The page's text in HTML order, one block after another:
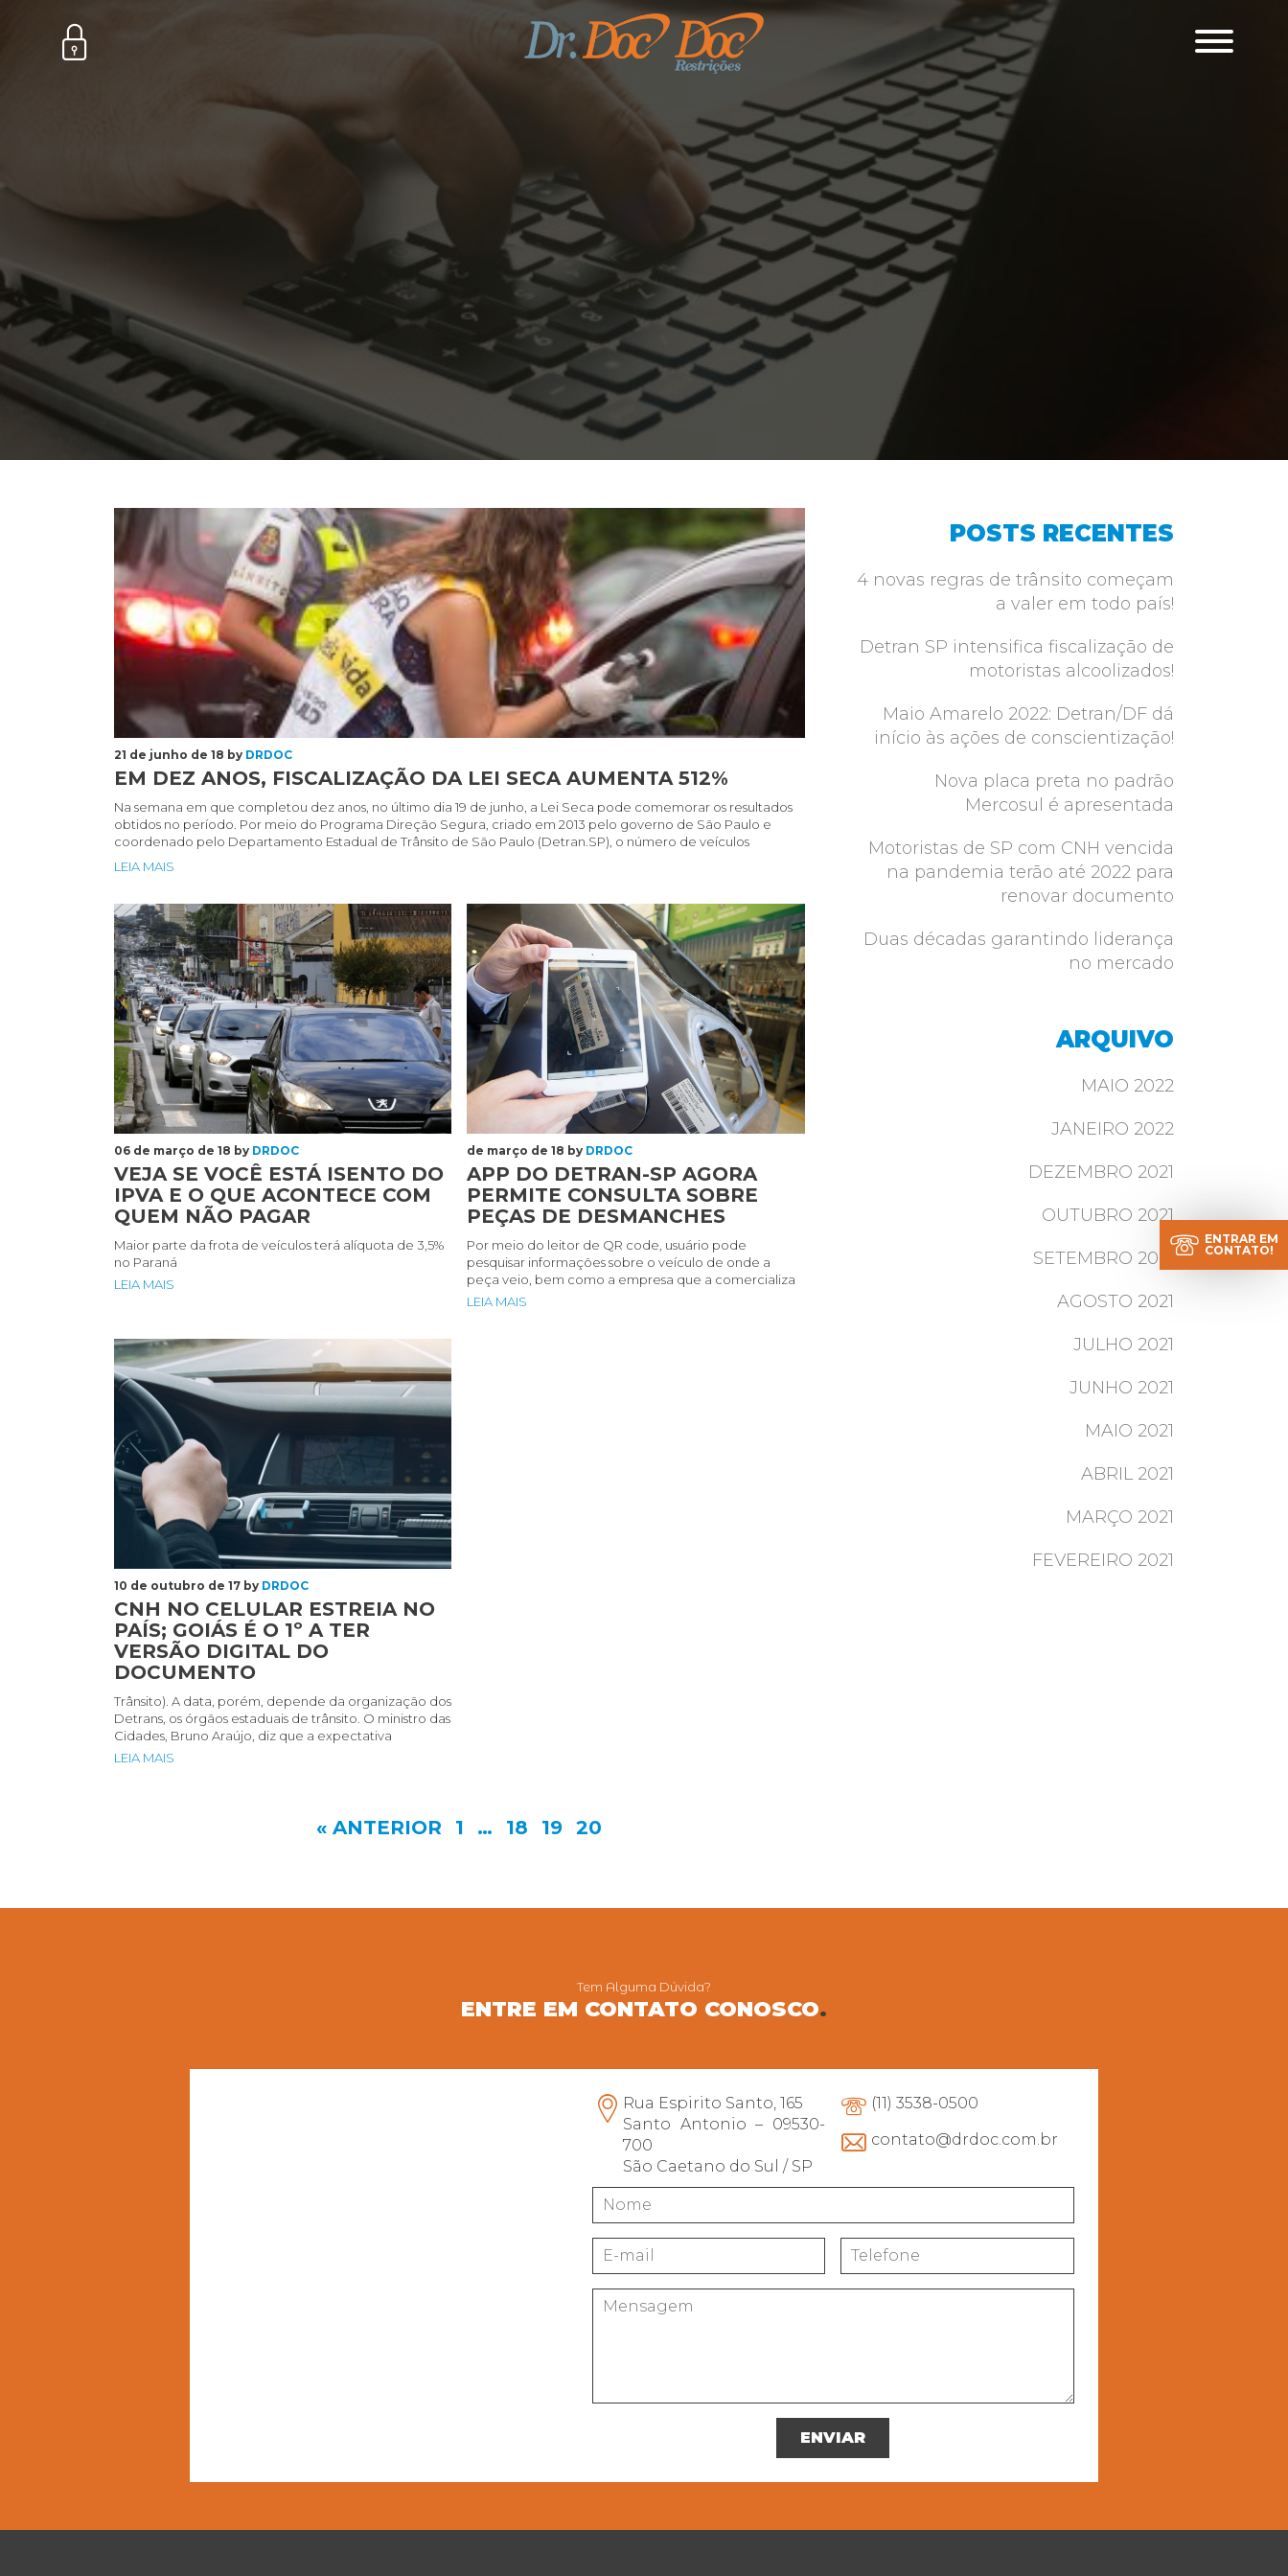
Em
dez
anos,
fiscalização
da
Lei
Seca
aumenta
21 de junho de 18 by DRDOC
EM DEZ ANOS, FISCALIZAÇÃO DA LEI SECA AUMENTA 512%
Na semana em que completou dez anos, no último dia 19 de junho, a Lei Seca pode comemorar os resultados
obtidos no período. Por meio do Programa Direção Segura, criado em 2013 pelo governo de São Paulo e
coordenado pelo Departamento Estadual de Trânsito de São Paulo (Detran.SP), o número de veículos
LEIA MAIS
Veja
se
você
está
isento
do
IPVA
e
o
que
acontece
com
quem
não
pagar
06 de março de 18 by DRDOC
VEJA SE VOCÊ ESTÁ ISENTO DO
IPVA E O QUE ACONTECE COM
QUEM NÃO PAGAR
Maior parte da frota de veículos terá alíquota de 3,5%
no Paraná
LEIA MAIS
APP
DO
DETRAN-
SP
AGORA
PERMITE
CONSULTA
SOBRE
PEÇAS
DESMANCHES
de março de 18 by DRDOC
APP DO DETRAN-SP AGORA
PERMITE CONSULTA SOBRE
PEÇAS DE DESMANCHES
Por meio do leitor de QR code, usuário pode
pesquisar informações sobre o veículo de onde a
peça veio, bem como a empresa que a comercializa
LEIA MAIS
CNH
no
celular
estreia
no
país;
Goiás
é
ter
versão
digital
do
documento
10 de outubro de 17 by DRDOC
CNH NO CELULAR ESTREIA NO
PAÍS; GOIÁS É O 1º A TER
VERSÃO DIGITAL DO
DOCUMENTO
Trânsito). A data, porém, depende da organização dos
Detrans, os órgãos estaduais de trânsito. O ministro das
Cidades, Bruno Araújo, diz que a expectativa
LEIA MAIS
« ANTERIOR 1 … 18 19 20
POSTS RECENTES
4 novas regras de trânsito começam
a valer em todo país!
Detran SP intensifica fiscalização de
motoristas alcoolizados!
Maio Amarelo 2022: Detran/DF dá
início às ações de conscientização!
Nova placa preta no padrão
Mercosul é apresentada
Motoristas de SP com CNH vencida
na pandemia terão até 2022 para
renovar documento
Duas décadas garantindo liderança
no mercado
ARQUIVO
MAIO 2022
JANEIRO 2022
DEZEMBRO 2021
OUTUBRO 2021
SETEMBRO 2021
AGOSTO 2021
JULHO 2021
JUNHO 2021
MAIO 2021
ABRIL 2021
MARÇO 2021
FEVEREIRO 2021
Tem Alguma Dúvida?
ENTRE EM CONTATO CONOSCO.
Rua Espirito Santo, 165
Santo Antonio – 09530-
700
São Caetano do Sul / SP
(11) 3538-0500
contato@drdoc.com.br
ENTRAR EM
CONTATO!